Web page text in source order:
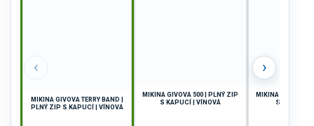
‹
MIKINA GIVOVA TERRY BAND |
PLNÝ ZIP S KAPUCÍ | VÍNOVÁ
MIKINA GIVOVA 500 | PLNÝ ZIP
S KAPUCÍ | VÍNOVÁ
MIKINA GIVOVA
S KAPUCÍ |
›